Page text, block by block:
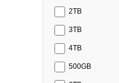
2TB
3TB
4TB
500GB